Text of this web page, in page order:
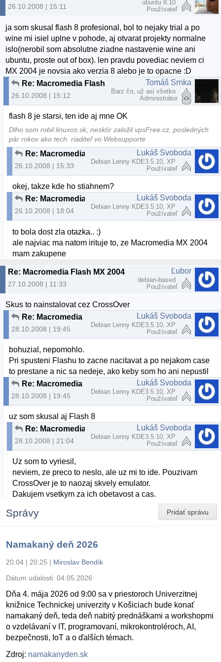
26.10.2008 | 15:11
ubuntu 8.10
Používateľ
ja som skusal flash 8 profesional, bol to nejaky trial a po
wine mi isiel uplne v pohode, aj otvarat projekty normalne
islo(nerobil som absolutne ziadne nastavenie wine ani
ubuntu, proste out of box). len pravdu povediac neviem ci
MX 2004 je novsia ako verzia 8 alebo je to opacne :D
Re: Macromedia Flash MX 2004
26.10.2008 | 15:12
Tomáš Srnka
Barz čo, už asi všetko
Administrátor
flash 8 je starsi, ten ide aj mne OK
Dlho som robil linuxos.sk, neskôr založil vpsFree.cz, posledných
pár rokov ako tech. riaditeľ vo Websupporte
Re: Macromedia Flash MX 2004
26.10.2008 | 15:33
Lukáš Svoboda
Debian Lenny KDE3.5.10, XP
Používateľ
okej, takze kde ho stiahnem?
Re: Macromedia Flash MX 2004
26.10.2008 | 18:04
Lukáš Svoboda
Debian Lenny KDE3.5.10, XP
Používateľ
to bola dost zla otazka.. :)
ale najviac ma natom irituje to, ze Macromedia MX 2004
mam zakupene
Re: Macromedia Flash MX 2004
27.10.2008 | 11:33
Ľubor
debian-based
Používateľ
Skus to nainstalovat cez CrossOver
Re: Macromedia Flash MX 2004
28.10.2008 | 19:45
Lukáš Svoboda
Debian Lenny KDE3.5.10, XP
Používateľ
bohuzial, nepomohlo.
Pri spusteni Flashu to zacne nacitavat a po nejakom case
to prestane a nic sa nedeje, ako keby som ho ani nepustil
Re: Macromedia Flash MX 2004
28.10.2008 | 19:45
Lukáš Svoboda
Debian Lenny KDE3.5.10, XP
Používateľ
uz som skusal aj Flash 8
Re: Macromedia Flash MX 2004
28.10.2008 | 21:04
Lukáš Svoboda
Debian Lenny KDE3.5.10, XP
Používateľ
Uz som to vyriesil,
neviem, ze preco to neslo, ale uz mi to ide. Pouzivam
CrossOver je to naozaj skvely emulator.
Dakujem vsetkym za ich obetavost a cas.
Pridať správu
Správy
Namakaný deň 2026
20.04 | 20:25 | Miroslav Bendík
Dátum udalosti: 04.05.2026
Dňa 4. mája 2026 od 9:00 sa v priestoroch Univerzitnej
knižnice Technickej univerzity v Košiciach bude konať
namakaný deň, teda deň nabitý prednáškami a workshopmi
o vzdelávaní v IT, programovaní, mikrokontroléroch, AI,
bezpečnosti, IoT a o ďalších témach.
Zdroj: namakanyden.sk